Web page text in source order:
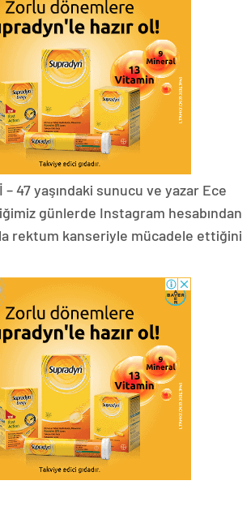
– 47 yaşındaki sunucu ve yazar Ece
günlerde Instagram hesabından
rektum kanseriyle mücadele ettiğini